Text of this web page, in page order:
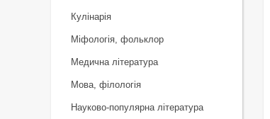
Кулінарія
Міфологія, фольклор
Медична література
Мова, філологія
Науково-популярна література